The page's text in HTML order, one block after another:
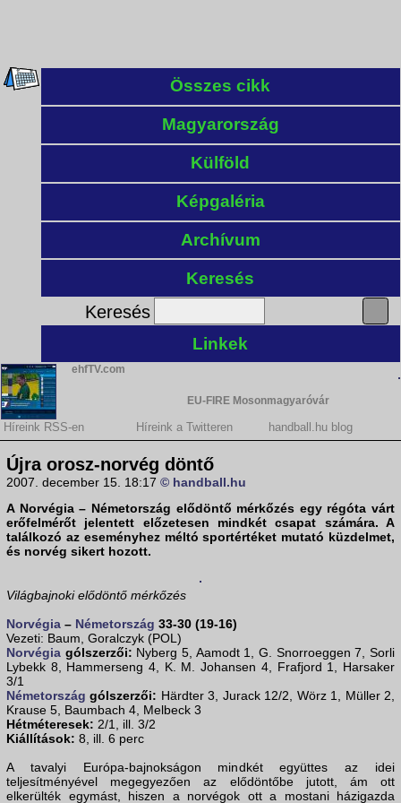
Összes cikk
Magyarország
Külföld
Képgaléria
Archívum
Keresés
Keresés
Linkek
ehfTV.com
EU-FIRE Mosonmagyaróvár
Híreink RSS-en Híreink a Twitteren handball.hu blog
Újra orosz-norvég döntő
ANorvégia – Németországelődöntő mérkőzés egy régóta várt
erőfelmérőt jelentett előzetesen mindkét csapat számára. A
találkozó az eseményhez méltó sportértéket mutató küzdelmet,
Norvégia–Németország33-30 (19-16)
Vezeti: Baum, Goralczyk (POL)
Norvégia
gólszerzői:Nyberg 5, Aamodt 1, G. Snorroeggen 7, Sorli
Lybekk 8, Hammerseng 4, K. M. Johansen 4, Frafjord 1, Harsaker
3/1
Németországgólszerzői:Härdter 3, Jurack 12/2, Wörz 1, Müller 2,
Krause 5, Baumbach 4, Melbeck 3
Hétméteresek: 2/1, ill. 3/2
A tavalyi Európa-bajnokságon mindkét együttes az idei
teljesítményével megegyezően az elődöntőbe jutott, ám ott